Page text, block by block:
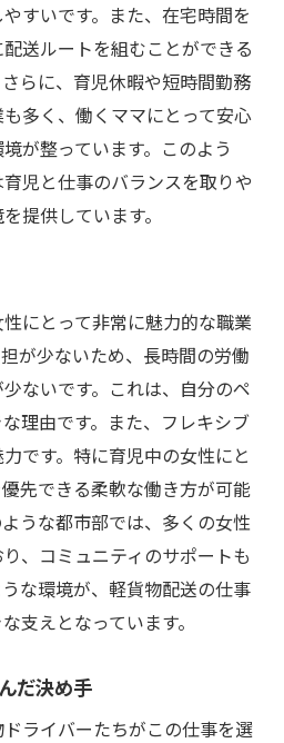
すいです。また、在宅時間を
送ルートを組むことができる
らに、育児休暇や短時間勤務
多く、働くママにとって安心
が整っています。このよう
児と仕事のバランスを取りや
提供しています。
にとって非常に魅力的な職業
が少ないため、長時間の労働
ないです。これは、自分のペ
理由です。また、フレキシブ
です。特に育児中の女性にと
先できる柔軟な働き方が可能
うな都市部では、多くの女性
、コミュニティのサポートも
な環境が、軽貨物配送の仕事
支えとなっています。
だ決め手
ライバーたちがこの仕事を選